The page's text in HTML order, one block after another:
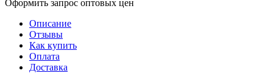
Оформить запрос оптовых цен
Описание
Отзывы
Как купить
Оплата
Доставка